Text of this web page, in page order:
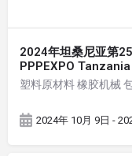
2024年坦桑尼亚第
PPPEXPO Tanzania
塑料原材料 橡胶机械
2024年 10月 9日 -